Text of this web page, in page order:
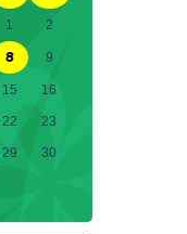
1 2
8 9
15 16
22 23
29 30